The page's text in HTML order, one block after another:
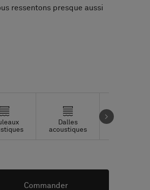
ressentons presque aussi
Dalles
acoustiques
Dalles
Commander